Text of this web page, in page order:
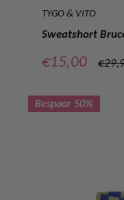
TYGO & VITO
Sweatshort
Verkoopprijs
€15,00
Bespaar 50%